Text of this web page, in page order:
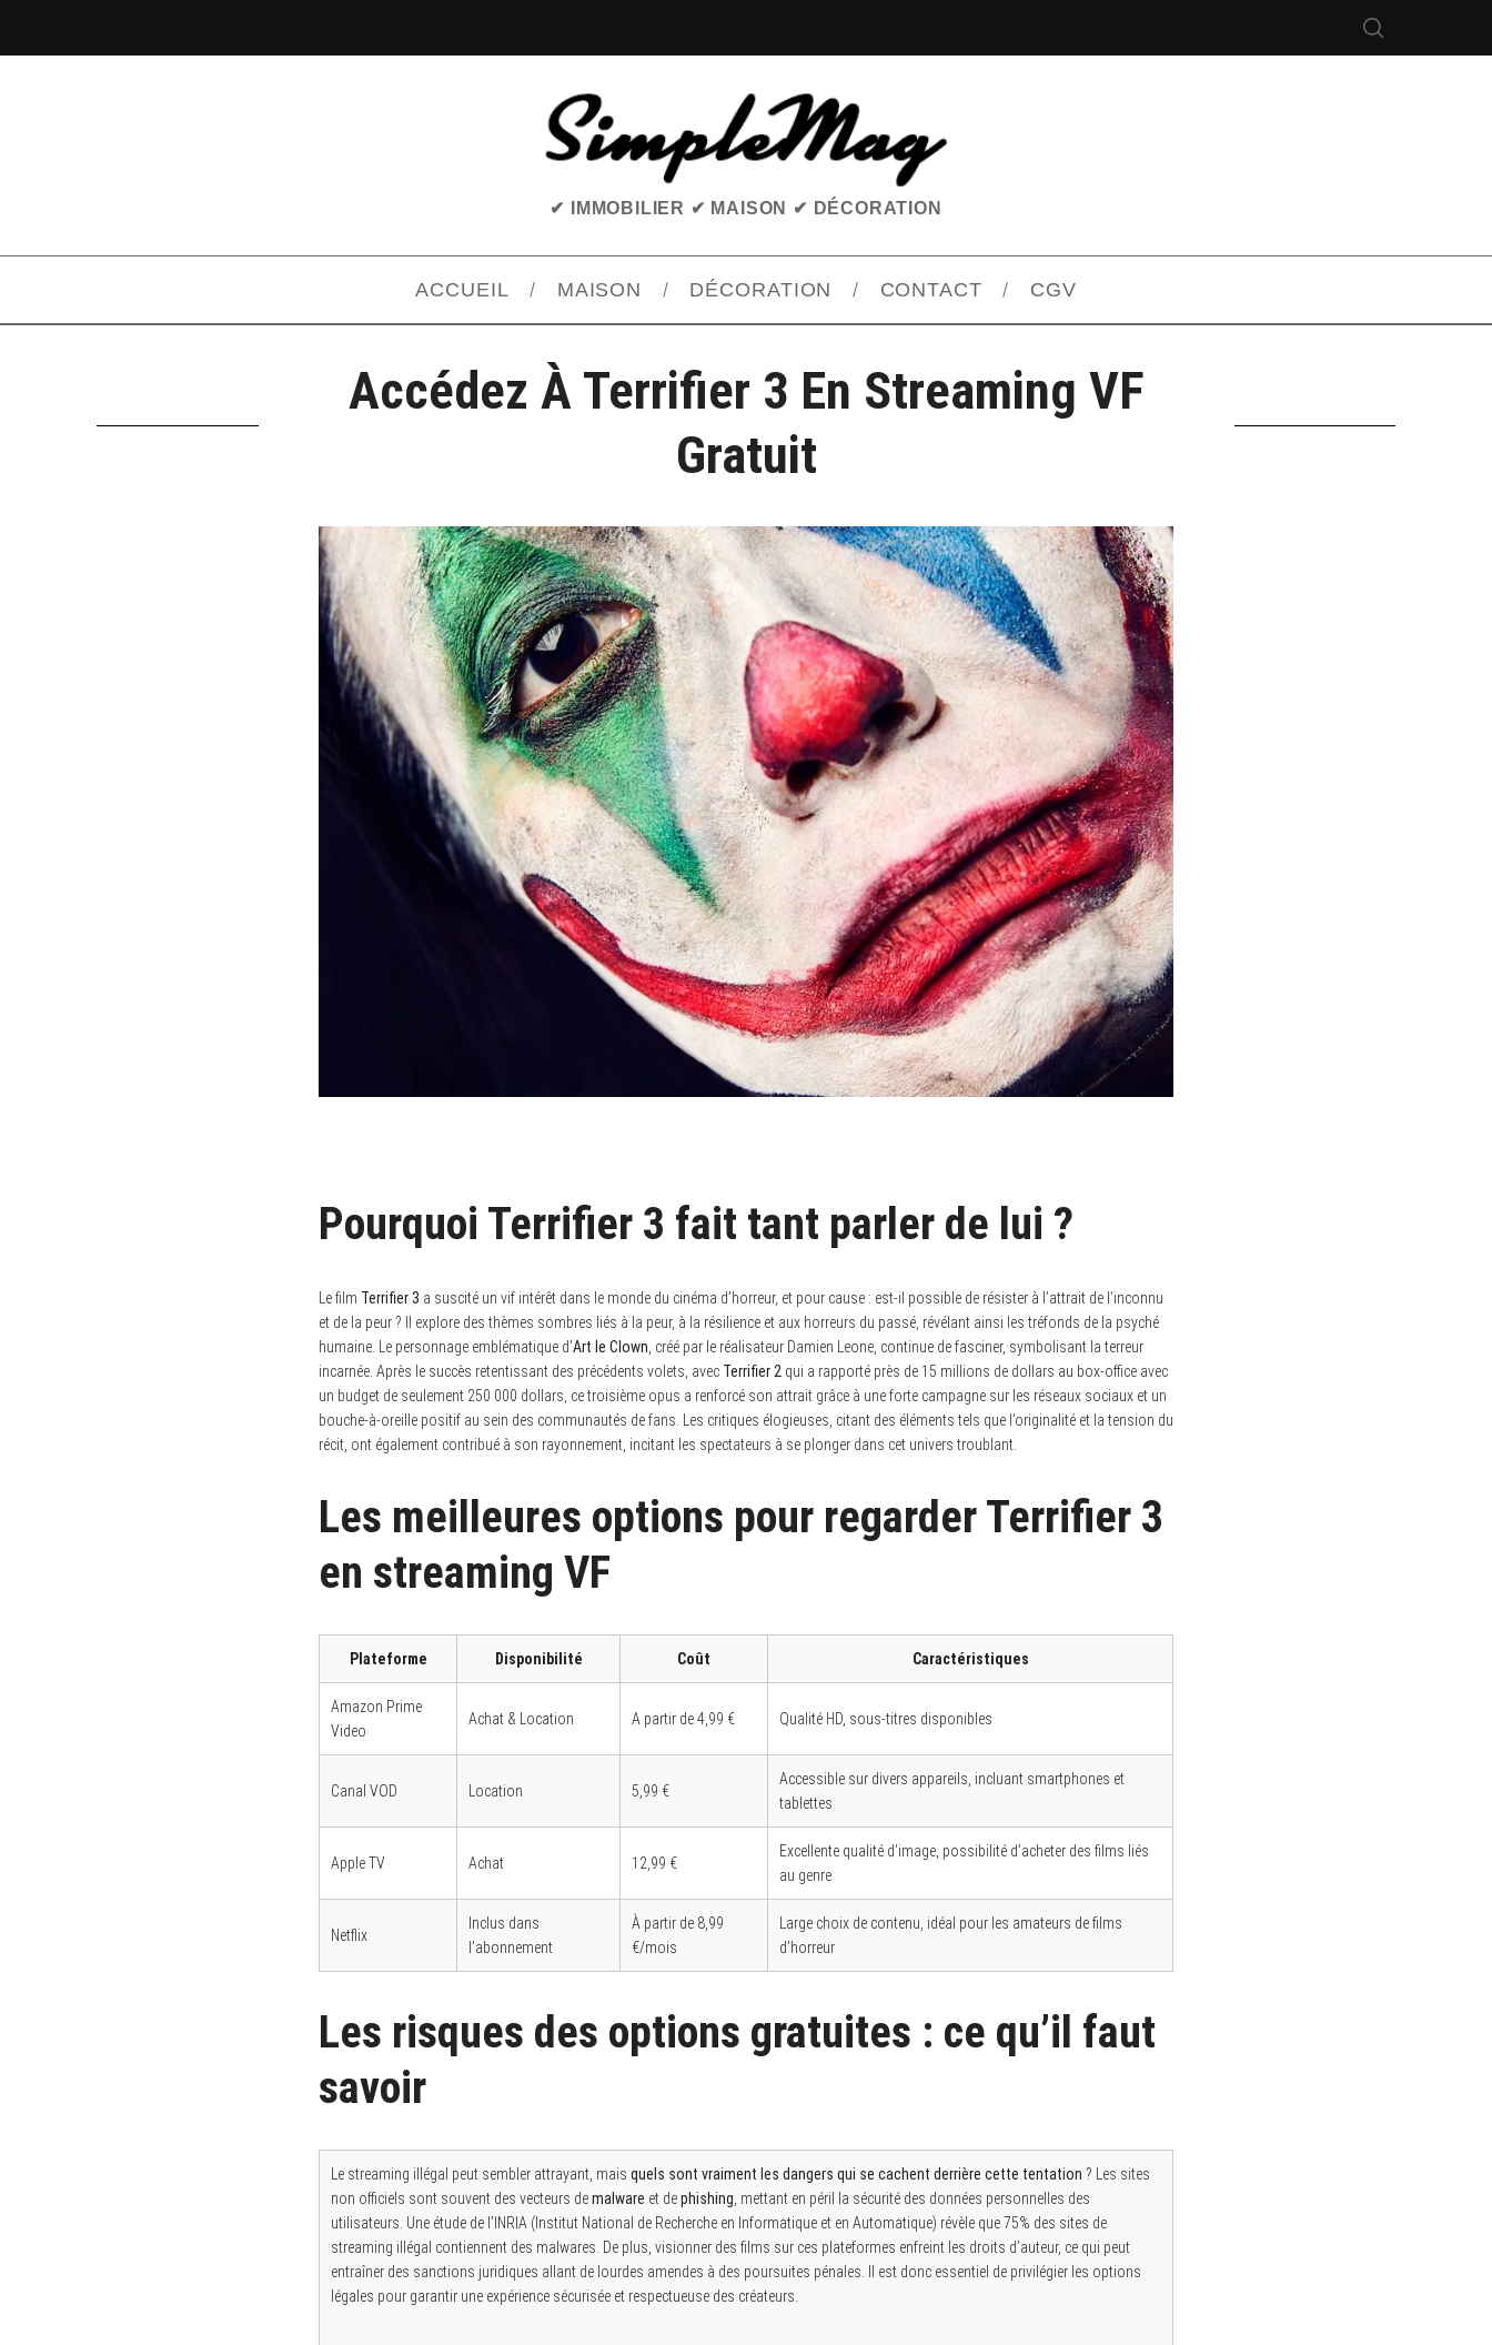
✔ IMMOBILIER ✔ MAISON ✔ DÉCORATION
ACCUEIL MAISON DÉCORATION CONTACT CGV
Accédez À Terrifier 3 En Streaming VF
Gratuit
Pourquoi Terrifier 3 fait tant parler de lui ?
Le film Terrifier 3 a suscité un vif intérêt dans le monde du cinéma d’horreur, et pour cause : est-il possible de résister à l’attrait de l’inconnu
et de la peur ? Il explore des thèmes sombres liés à la peur, à la résilience et aux horreurs du passé, révélant ainsi les tréfonds de la psyché
humaine. Le personnage emblématique d’Art le Clown , créé par le réalisateur Damien Leone, continue de fasciner, symbolisant la terreur
incarnée. Après le succès retentissant des précédents volets, avec Terrifier 2 qui a rapporté près de 15 millions de dollars au box-office avec
un budget de seulement 250 000 dollars, ce troisième opus a renforcé son attrait grâce à une forte campagne sur les réseaux sociaux et un
bouche-à-oreille positif au sein des communautés de fans. Les critiques élogieuses, citant des éléments tels que l’originalité et la tension du
récit, ont également contribué à son rayonnement, incitant les spectateurs à se plonger dans cet univers troublant.
Les meilleures options pour regarder Terrifier 3
en streaming VF
Plateforme Disponibilité Coût Caractéristiques
Amazon Prime
Video
Achat & Location A partir de 4,99 € Qualité HD, sous-titres disponibles
Canal VOD Location 5,99 €
Accessible sur divers appareils, incluant smartphones et
tablettes
Apple TV Achat 12,99 €
Excellente qualité d’image, possibilité d’acheter des films liés
au genre
Netflix
Inclus dans
l’abonnement
À partir de 8,99
€/mois
Large choix de contenu, idéal pour les amateurs de films
d’horreur
Les risques des options gratuites : ce qu’il faut
savoir
Le streaming illégal peut sembler attrayant, mais quels sont vraiment les dangers qui se cachent derrière cette tentation ? Les sites
non officiels sont souvent des vecteurs demalware et dephishing , mettant en péril la sécurité des données personnelles des
utilisateurs. Une étude de l’INRIA (Institut National de Recherche en Informatique et en Automatique) révèle que 75% des sites de
streaming illégal contiennent des malwares. De plus, visionner des films sur ces plateformes enfreint les droits d’auteur, ce qui peut
entraîner des sanctions juridiques allant de lourdes amendes à des poursuites pénales. Il est donc essentiel de privilégier les options
légales pour garantir une expérience sécurisée et respectueuse des créateurs.